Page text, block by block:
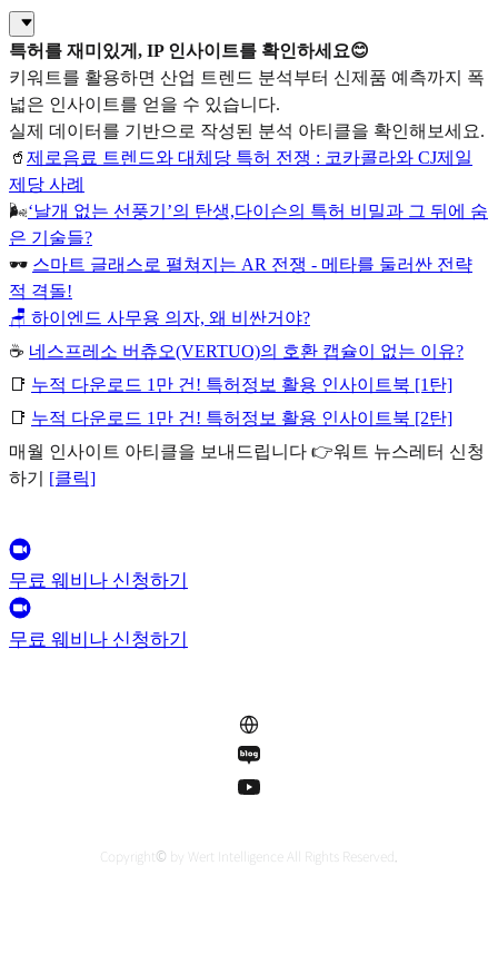
특허를 재미있게, IP 인사이트를 확인하세요😊
키워트를 활용하면 산업 트렌드 분석부터 신제품 예측까지 폭
넓은 인사이트를 얻을 수 있습니다.
실제 데이터를 기반으로 작성된 분석 아티클을 확인해보세요.
🥤 제로음료 트렌드와 대체당 특허 전쟁 : 코카콜라와 CJ제일
제당 사례
🌬‘날개 없는 선풍기’의 탄생,다이슨의 특허 비밀과 그 뒤에 숨
은 기술들?
🕶️ 스마트 글래스로 펼쳐지는 AR 전쟁 - 메타를 둘러싼 전략
적 격돌!
🪑 하이엔드 사무용 의자, 왜 비싼거야?
☕ 네스프레소 버츄오(VERTUO)의 호환 캡슐이 없는 이유?
📑 누적 다운로드 1만 건! 특허정보 활용 인사이트북 [1탄]
📑 누적 다운로드 1만 건! 특허정보 활용 인사이트북 [2탄]
매월 인사이트 아티클을 보내드립니다 👉워트 뉴스레터 신청
하기 [클릭]
무료 웨비나 신청하기
무료 웨비나 신청하기
Copyright© by Wert Intelligence All Rights Reserved